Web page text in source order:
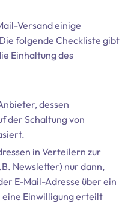
Versand einige
folgende Checkliste gibt
Einhaltung des
dessen
der Schaltung von
in Verteilern zur
Newsletter) nur dann,
E-Mail-Adresse über ein
Einwilligung erteilt